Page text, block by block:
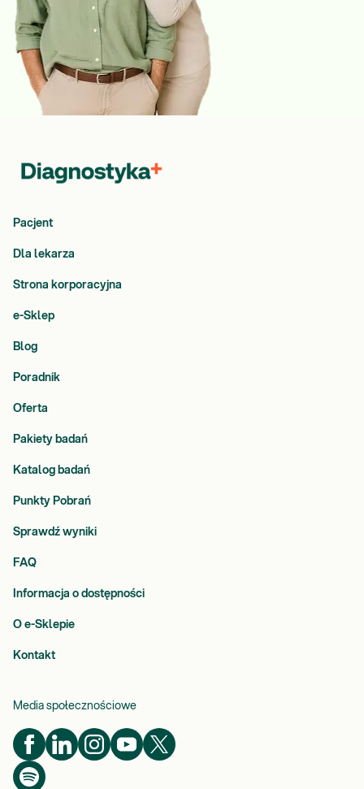
Pacjent
Dla lekarza
Strona korporacyjna
e-Sklep
Blog
Poradnik
Oferta
Pakiety badań
Katalog badań
Punkty Pobrań
Sprawdź wyniki
FAQ
Informacja o dostępności
O e-Sklepie
Kontakt
Media społecznościowe